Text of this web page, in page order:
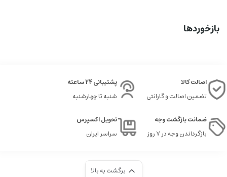
بازخوردها
اصالت کالا
تضمین اصالت و گارانتی
پشتیبانی 24 ساعته
شنبه تا چهارشنبه
ضمانت بازگشت وجه
بازگرداندن وجه در ۷ روز
تحویل اکسپرس
سراسر ایران
برگشت به بالا